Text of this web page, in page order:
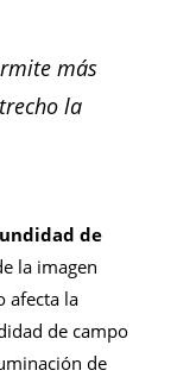
más
la
de
la imagen
afecta la
de campo
de